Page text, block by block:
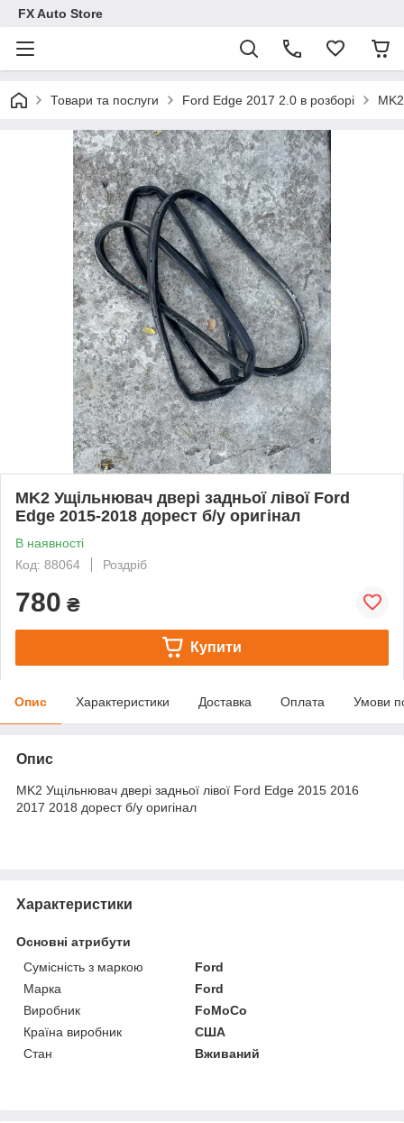
FX Auto Store
Товари та послуги Ford Edge 2017 2.0 в розборі
MK2 Ущільнювач двері задньої лівої Ford
Edge 2015-2018 дорест б/у оригінал
В наявності
Код: 88064
Роздріб
780 ₴
Купити
Опис Характеристики Доставка Оплата Умови
Опис
MK2 Ущільнювач двері задньої лівої Ford Edge 2015 2016
2017 2018 дорест б/у оригінал
Характеристики
Основні атрибути
Сумісність з маркою
Ford
Марка
Ford
Виробник
FoMoCo
Країна виробник
США
Стан
Вживаний